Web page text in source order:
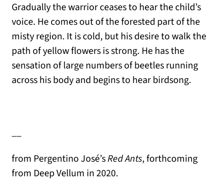
Gradually the warrior ceases to hear the child’s
voice. He comes out of the forested part of the
misty region. It is cold, but his desire to walk the
path of yellow flowers is strong. He has the
sensation of large numbers of beetles running
across his body and begins to hear birdsong.
__
from Pergentino José’sRedAnts, forthcoming
from Deep Vellum in 2020.